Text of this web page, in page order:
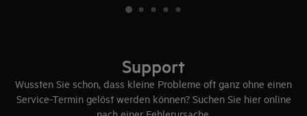
Support
Wussten Sie schon, dass kleine Probleme oft ganz ohne einen
Service-Termin gelöst werden können? Suchen Sie hier online